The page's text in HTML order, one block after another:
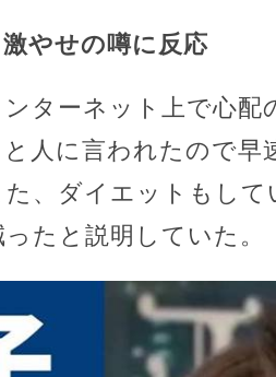
やせの噂に反応
ターネット上で心配
人に言われたので早
、ダイエットもして
たと説明していた。